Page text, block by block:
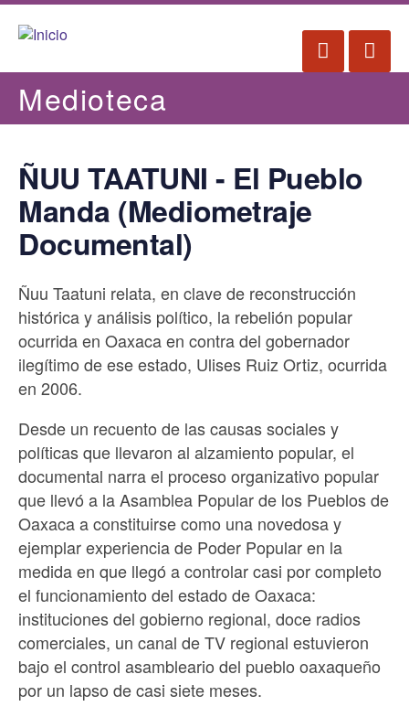
Pasar
principal
Medioteca
ÑUU TAATUNI - El Pueblo
Manda (Mediometraje
Documental)
Ñuu Taatuni relata, en clave de reconstrucción
histórica y análisis político, la rebelión popular
ocurrida en Oaxaca en contra del gobernador
ilegítimo de ese estado, Ulises Ruiz Ortiz, ocurrida
en 2006.
Desde un recuento de las causas sociales y
políticas que llevaron al alzamiento popular, el
documental narra el proceso organizativo popular
que llevó a la Asamblea Popular de los Pueblos de
Oaxaca a constituirse como una novedosa y
ejemplar experiencia de Poder Popular en la
medida en que llegó a controlar casi por completo
el funcionamiento del estado de Oaxaca:
instituciones del gobierno regional, doce radios
comerciales, un canal de TV regional estuvieron
bajo el control asambleario del pueblo oaxaqueño
por un lapso de casi siete meses.